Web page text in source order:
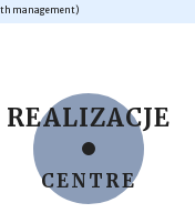
management)
REALIZACJE
CENTRE